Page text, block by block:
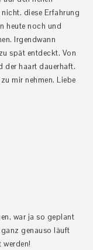
diese Erfahrung
heute noch und
Irgendwann
spät entdeckt. Von
der haart dauerhaft.
mir nehmen. Liebe
war ja so geplant
genauso läuft